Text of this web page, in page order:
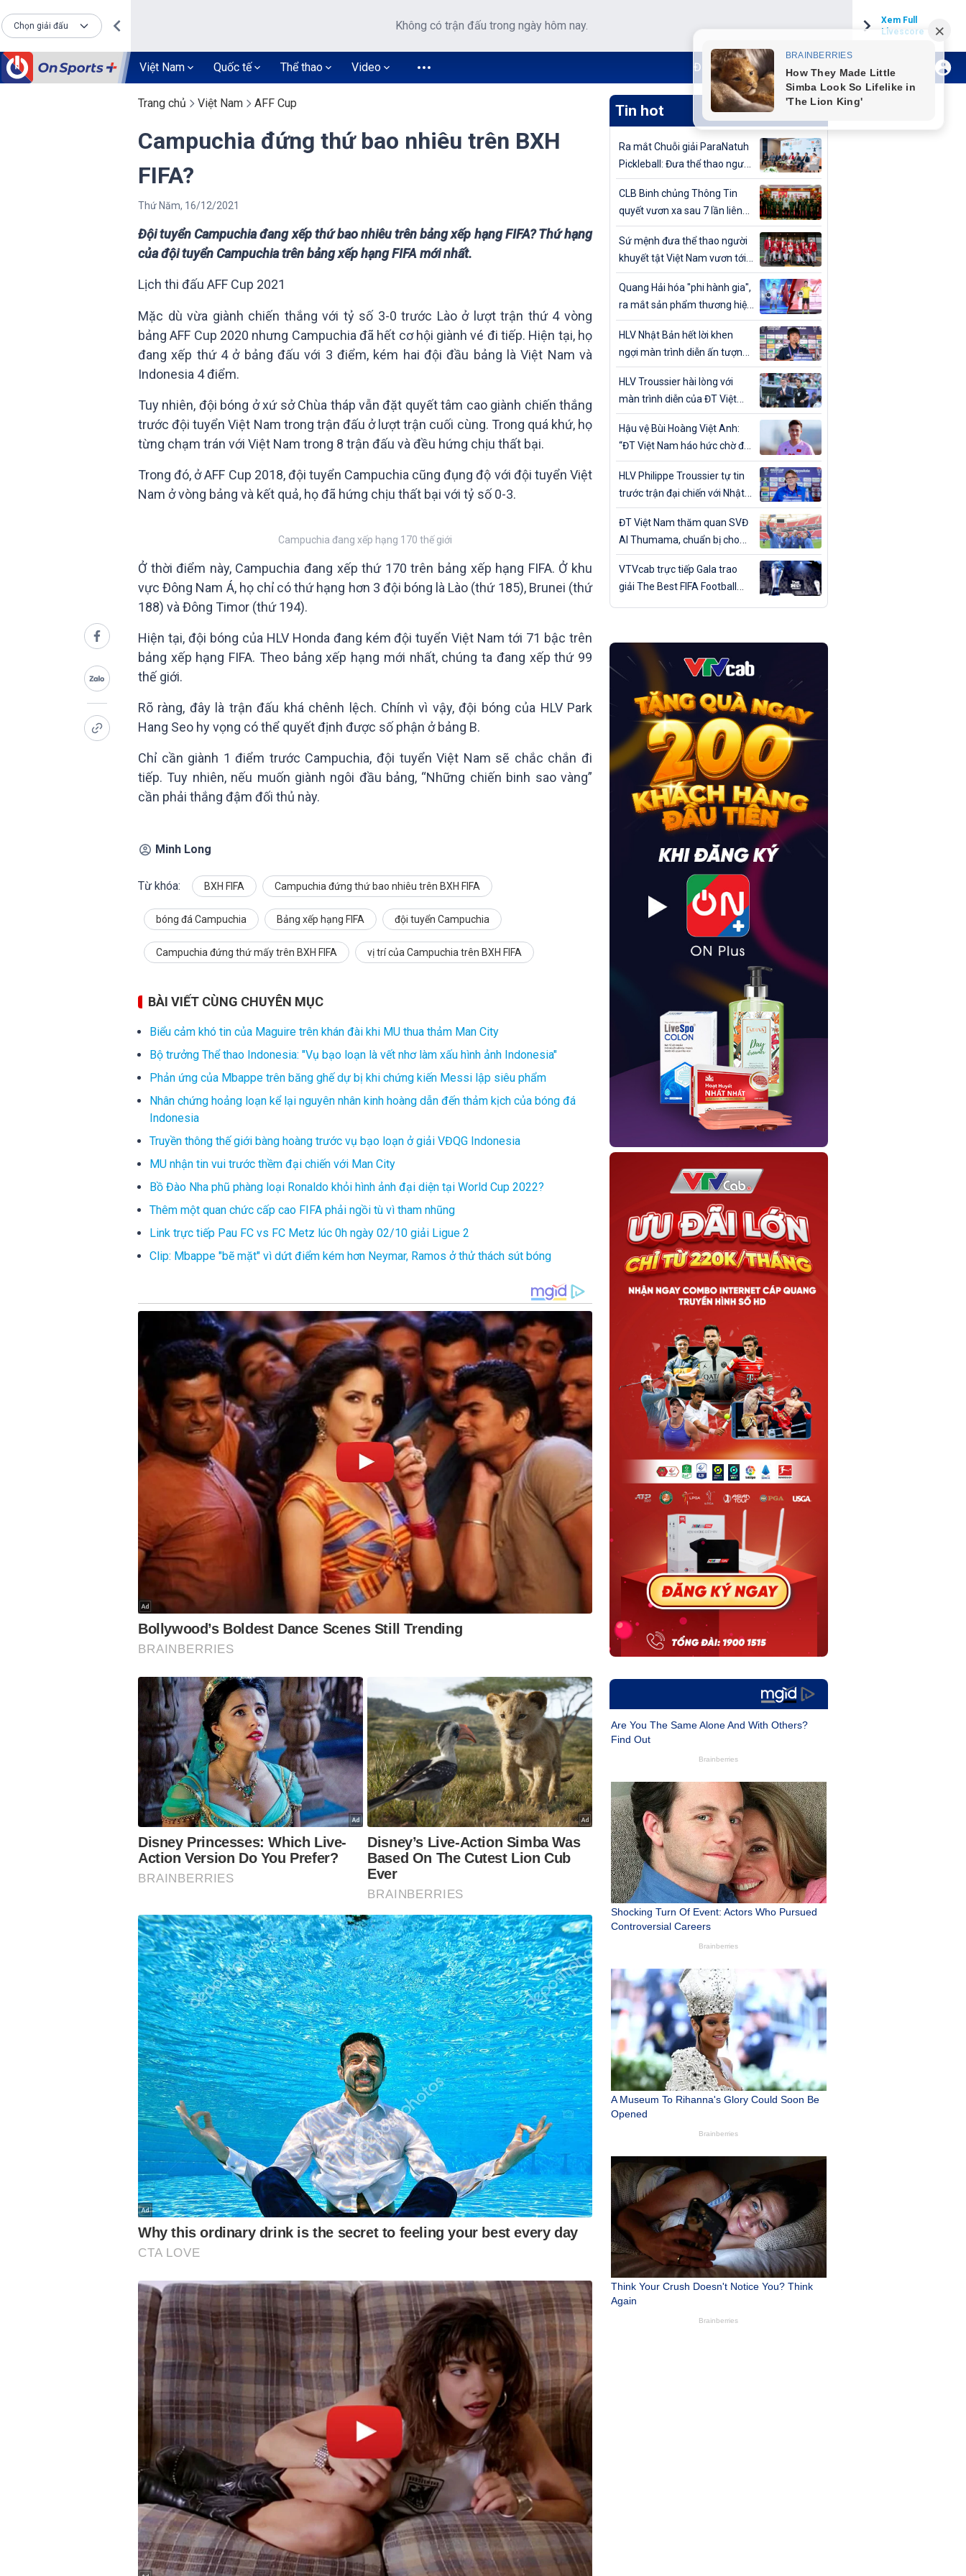
Chọn giải đấu Không có trận đấu trong ngày hôm nay.
Xem Full
Livescore
Việt Nam Quốc tế Thể thao Video Đăng ký Internet TH VTVCab Xem Live
Trang chủ Việt Nam AFF Cup
Campuchia đứng thứ bao nhiêu trên BXH
FIFA?
Thứ Năm, 16/12/2021
Đội tuyển Campuchia đang xếp thứ bao nhiêu trên bảng xếp hạng FIFA? Thứ hạng
của đội tuyển Campuchia trên bảng xếp hạng FIFA mới nhất.
Lịch thi đấu AFF Cup 2021
Mặc dù vừa giành chiến thắng với tỷ số 3-0 trước Lào ở lượt trận thứ 4 vòng
bảng AFF Cup 2020 nhưng Campuchia đã hết cơ hội giành vé đi tiếp. Hiện tại, họ
đang xếp thứ 4 ở bảng đấu với 3 điểm, kém hai đội đầu bảng là Việt Nam và
Indonesia 4 điểm.
Tuy nhiên, đội bóng ở xứ sở Chùa tháp vẫn đặt quyết tâm cao giành chiến thắng
trước đội tuyển Việt Nam trong trận đấu ở lượt trận cuối cùng. Trong quá khứ, họ
từng chạm trán với Việt Nam trong 8 trận đấu và đều hứng chịu thất bại.
Trong đó, ở AFF Cup 2018, đội tuyển Campuchia cũng đụng độ với đội tuyển Việt
Nam ở vòng bảng và kết quả, họ đã hứng chịu thất bại với tỷ số 0-3.
Campuchia đang xếp hạng 170 thế giới
Ở thời điểm này, Campuchia đang xếp thứ 170 trên bảng xếp hạng FIFA. Ở khu
vực Đông Nam Á, họ chỉ có thứ hạng hơn 3 đội bóng là Lào (thứ 185), Brunei (thứ
188) và Đông Timor (thứ 194).
Hiện tại, đội bóng của HLV Honda đang kém đội tuyển Việt Nam tới 71 bậc trên
bảng xếp hạng FIFA. Theo bảng xếp hạng mới nhất, chúng ta đang xếp thứ 99
thế giới.
Rõ ràng, đây là trận đấu khá chênh lệch. Chính vì vậy, đội bóng của HLV Park
Hang Seo hy vọng có thể quyết định được số phận ở bảng B.
Chỉ cần giành 1 điểm trước Campuchia, đội tuyển Việt Nam sẽ chắc chắn đi
tiếp. Tuy nhiên, nếu muốn giành ngôi đầu bảng, “Những chiến binh sao vàng”
cần phải thắng đậm đối thủ này.
Minh Long
Từ khóa: BXH FIFA Campuchia đứng thứ bao nhiêu trên BXH FIFA
bóng đá Campuchia Bảng xếp hạng FIFA đội tuyển Campuchia
Campuchia đứng thứ mấy trên BXH FIFA vị trí của Campuchia trên BXH FIFA
BÀI VIẾT CÙNG CHUYÊN MỤC
Biểu cảm khó tin của Maguire trên khán đài khi MU thua thảm Man City
Bộ trưởng Thể thao Indonesia: "Vụ bạo loạn là vết nhơ làm xấu hình ảnh Indonesia"
Phản ứng của Mbappe trên băng ghế dự bị khi chứng kiến Messi lập siêu phẩm
Nhân chứng hoảng loạn kể lại nguyên nhân kinh hoàng dẫn đến thảm kịch của bóng đá
Indonesia
Truyền thông thế giới bàng hoàng trước vụ bạo loạn ở giải VĐQG Indonesia
MU nhận tin vui trước thềm đại chiến với Man City
Bồ Đào Nha phũ phàng loại Ronaldo khỏi hình ảnh đại diện tại World Cup 2022?
Thêm một quan chức cấp cao FIFA phải ngồi tù vì tham nhũng
Link trực tiếp Pau FC vs FC Metz lúc 0h ngày 02/10 giải Ligue 2
Clip: Mbappe "bẽ mặt" vì dứt điểm kém hơn Neymar, Ramos ở thử thách sút bóng
Tin hot
Ra mắt Chuỗi giải ParaNatuh
Pickleball: Đưa thể thao người
khuyết tật lên tầm cao mới
CLB Binh chủng Thông Tin
quyết vươn xa sau 7 lần liên
tiếp vô địch Giải bóng chuyền
Cúp Quân đội mở rộng 2024
Sứ mệnh đưa thể thao người
khuyết tật Việt Nam vươn tới
đỉnh cao
Quang Hải hóa "phi hành gia",
ra mắt sản phẩm thương hiệu
cá nhân trong ngày sinh nhật
HLV Nhật Bản hết lời khen
ngợi màn trình diễn ấn tượng
của ĐT Việt Nam
HLV Troussier hài lòng với
màn trình diễn của ĐT Việt
Nam trước Nhật Bản
Hậu vệ Bùi Hoàng Việt Anh:
“ĐT Việt Nam háo hức chờ đợi
trận đấu với Nhật Bản”
HLV Philippe Troussier tự tin
trước trận đại chiến với Nhật
Bản
ĐT Việt Nam thăm quan SVĐ
Al Thumama, chuẩn bị cho
trận gặp Nhật Bản
VTVcab trực tiếp Gala trao
giải The Best FIFA Football